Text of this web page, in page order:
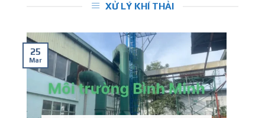
XỬ LÝ KHÍ THẢI
25
Mar